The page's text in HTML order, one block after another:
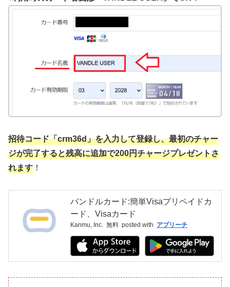
招待コード「crm36d」を入力して登録し、最初のチャー
ジが完了すると残高に追加で200円チャージプレゼントさ
れます ！
バンドルカード:簡単Visaプリペイドカ
ード、Visaカード
Kanmu, Inc. 無料 posted with アプリーチ